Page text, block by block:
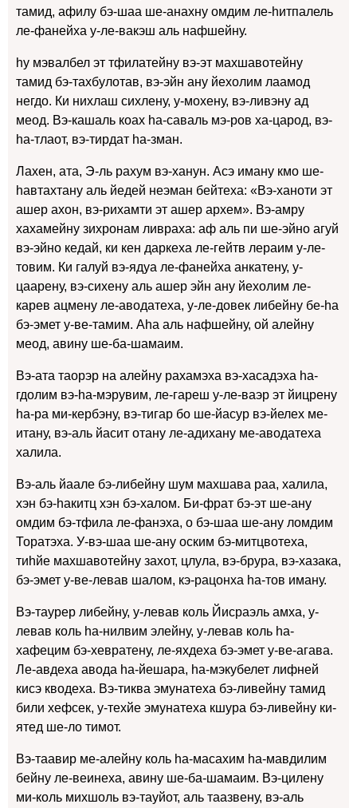
тамид, афилу бэ-шаа ше-анахну омдим ле-hитпалель
ле-фанейха у-ле-вакэш аль нафшейну.
hу мэвалбел эт тфилатейну вэ-эт махшавотейну
тамид бэ-тахбулотав, вэ-эйн ану йехолим лаамод
негдо. Ки нихлаш сихлену, у-мохену, вэ-ливэну ад
меод. Вэ-кашаль коах hа-саваль мэ-ров ха-царод, вэ-
hа-тлаот, вэ-тирдат hа-зман.
Лахен, ата, Э-ль рахум вэ-ханун. Асэ иману кмо ше-
hавтахтану аль йедей неэман бейтеха: «Вэ-ханоти эт
ашер ахон, вэ-рихамти эт ашер архем». Вэ-амру
хахамейну зихронам ливраха: аф аль пи ше-эйнo агуй
вэ-эйнo кедай, ки кен даркеха ле-гейтв лераим у-ле-
товим. Ки галуй вэ-ядуа ле-фанейха анкатену, у-
цаарену, вэ-сихену аль ашер эйн ану йехолим ле-
карев ацмену ле-аводатеха, у-ле-довек либейну бе-hа
бэ-эмет у-ве-тамим. Аhа аль нафшейну, ой алейну
меод, авину ше-ба-шамаим.
Вэ-ата таорэр на алейну рахамэха вэ-хасадэха hа-
гдолим вэ-hа-мэрувим, ле-гареш у-ле-ваэр эт йицрену
hа-ра ми-кербэну, вэ-тигар бо ше-йасур вэ-йелех ме-
итану, вэ-аль йасит отану ле-адихану ме-аводатеха
халила.
Вэ-аль йаале бэ-либейну шум махшава раа, халила,
хэн бэ-hакитц хэн бэ-халом. Би-фрат бэ-эт ше-ану
омдим бэ-тфила ле-фанэха, о бэ-шаа ше-ану ломдим
Торатэха. У-вэ-шаа ше-ану оским бэ-митцвотеха,
тиhйе махшавотейну захот, цлула, вэ-брура, вэ-хазака,
бэ-эмет у-ве-левав шалом, кэ-рацонха hа-тов иману.
Вэ-таурер либейну, у-левав коль Йисраэль амха, у-
левав коль hа-нилвим элейну, у-левав коль hа-
хафецим бэ-хевратену, ле-яхдеха бэ-эмет у-ве-агава.
Ле-авдеха авода hа-йешара, hа-мэкубелет лифней
кисэ кводеха. Вэ-тиква эмунатеха бэ-ливейну тамид
били хефсек, у-техйе эмунатеха кшура бэ-ливейну ки-
ятед ше-ло тимот.
Вэ-таавир ме-алейну коль hа-масахим hа-мавдилим
бейну ле-веинеха, авину ше-ба-шамаим. Вэ-цилену
ми-коль михшоль вэ-тауйот, аль таазвeну, вэ-аль